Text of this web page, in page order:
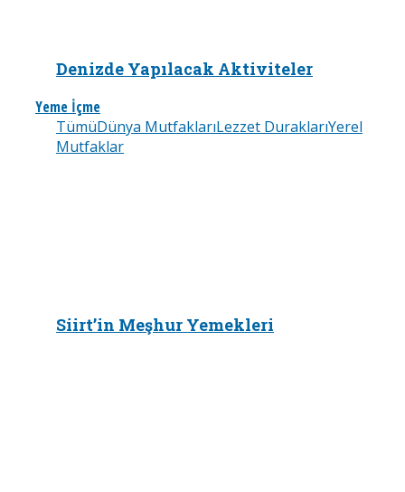
Denizde Yapılacak Aktiviteler
Yeme İçme
TümüDünya MutfaklarıLezzet DuraklarıYerel
Mutfaklar
Siirt’in Meşhur Yemekleri